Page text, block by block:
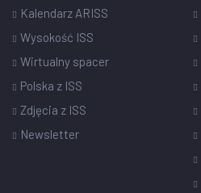
Kalendarz ARISS
Wysokość ISS
Wirtualny spacer
Polska z ISS
Zdjęcia z ISS
Newsletter